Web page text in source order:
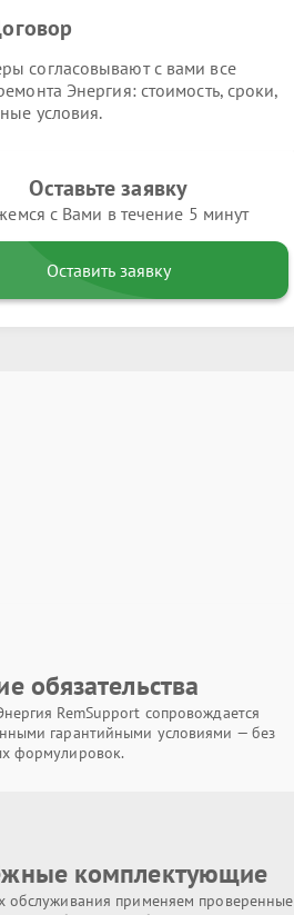
согласовывают с вами все
Энергия: стоимость, сроки,
условия.
Оставьте заявку
с Вами в течение 5 минут
Оставить заявку
обязательства
RemSupport сопровождается
гарантийными условиями — без
формулировок.
комплектующие
обслуживания применяем проверенные